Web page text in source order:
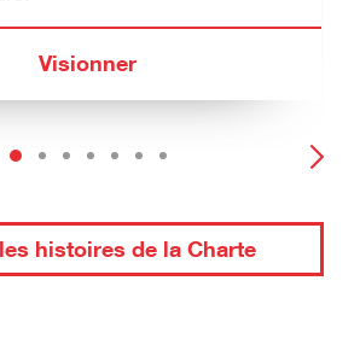
Visionner
histoires de la Charte